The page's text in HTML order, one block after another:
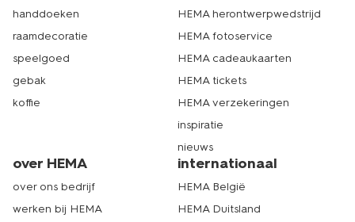
handdoeken
raamdecoratie
speelgoed
gebak
koffie
HEMA herontwerpwedstrijd
HEMA fotoservice
HEMA cadeaukaarten
HEMA tickets
HEMA verzekeringen
inspiratie
nieuws
over HEMA
over ons bedrijf
werken bij HEMA
internationaal
HEMA België
HEMA Duitsland